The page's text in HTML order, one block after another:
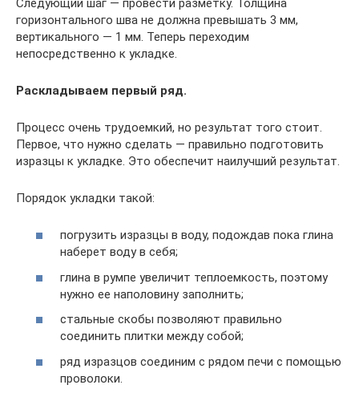
горизонтального шва не должна превышать 3 мм,
вертикального — 1 мм. Теперь переходим
непосредственно к укладке.
Раскладываем первый ряд.
Процесс очень трудоемкий, но результат того стоит.
Первое, что нужно сделать — правильно подготовить
изразцы к укладке. Это обеспечит наилучший результат.
Порядок укладки такой:
погрузить изразцы в воду, подождав пока глина
наберет воду в себя;
глина в румпе увеличит теплоемкость, поэтому
нужно ее наполовину заполнить;
стальные скобы позволяют правильно
соединить плитки между собой;
ряд изразцов соединим с рядом печи с помощью
проволоки.